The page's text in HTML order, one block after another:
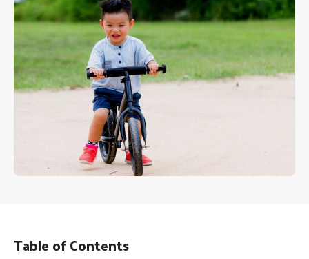
Table of Contents